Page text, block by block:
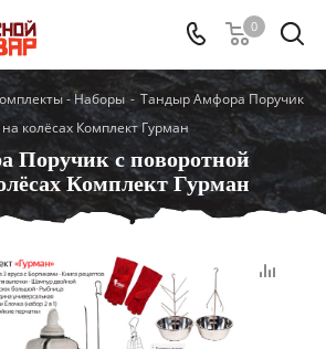
0
- Наборы - Тандыр Амфора Поручик
колёсах Комплект Гурман
Поручик с поворотной
Комплект Гурман